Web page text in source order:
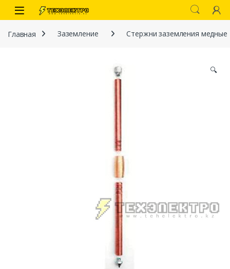
Перейти к навигации
перейти к содержанию
Open
Главная Заземление Стержни заземления медные
🔍